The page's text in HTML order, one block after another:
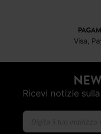
Visa,
Ricevi notizie